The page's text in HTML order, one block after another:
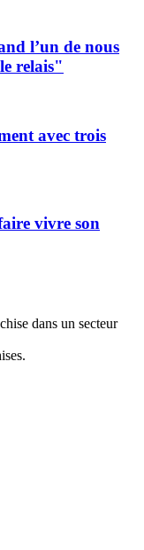
l’un de nous
relais"
avec trois
vivre son
dans un secteur